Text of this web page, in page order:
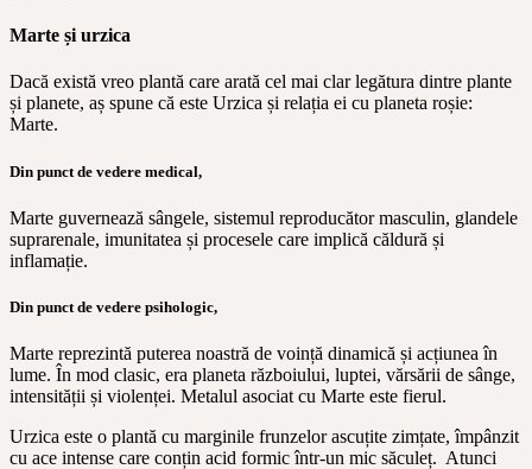
Marte și urzica
Dacă există vreo plantă care arată cel mai clar legătura dintre plante
și planete, aș spune că este Urzica și relația ei cu planeta roșie:
Marte.
Din punct de vedere medical,
Marte guvernează sângele, sistemul reproducător masculin, glandele
suprarenale, imunitatea și procesele care implică căldură și
inflamație.
Din punct de vedere psihologic,
Marte reprezintă puterea noastră de voință dinamică și acțiunea în
lume. În mod clasic, era planeta războiului, luptei, vărsării de sânge,
intensității și violenței. Metalul asociat cu Marte este fierul.
Urzica este o plantă cu marginile frunzelor ascuțite zimțate, împânzit
cu ace intense care conțin acid formic într-un mic săculeț. Atunci